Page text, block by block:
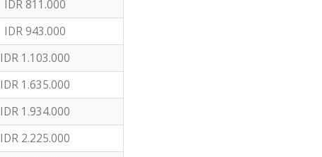
IDR 811.000
IDR 943.000
IDR 1.103.000
IDR 1.635.000
IDR 1.934.000
IDR 2.225.000